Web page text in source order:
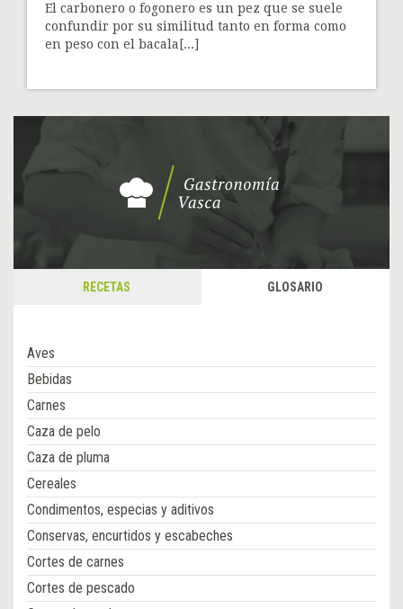
El carbonero o fogonero es un pez que se suele
confundir por su similitud tanto en forma como
en peso con el bacala[...]
RECETAS GLOSARIO
Aves
Bebidas
Carnes
Caza de pelo
Caza de pluma
Cereales
Condimentos, especias y aditivos
Conservas, encurtidos y escabeches
Cortes de carnes
Cortes de pescado